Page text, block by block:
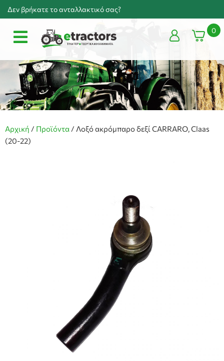
Δεν βρήκατε το ανταλλακτικό σας?
0
Αρχική / Προϊόντα / Λοξό ακρόμπαρο δεξί CARRARO, Claas
(20-22)